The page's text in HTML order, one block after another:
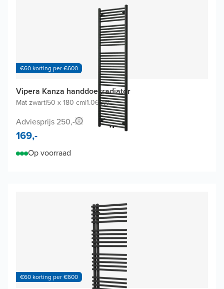
€60 korting per €600
Vipera Kanza handdoekradiator
Mat zwart|50 x 180 cm|1.068W
Adviesprijs 250,-
169,-
Op voorraad
€60 korting per €600